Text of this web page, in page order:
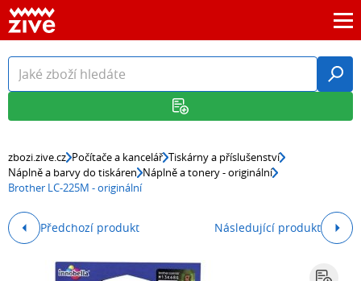
zbozi.zive.cz Počítače a kancelář Tiskárny a příslušenství
Náplně a barvy do tiskáren Náplně a tonery - originální
Brother LC-225M - originální
Předchozí produkt Následující produkt